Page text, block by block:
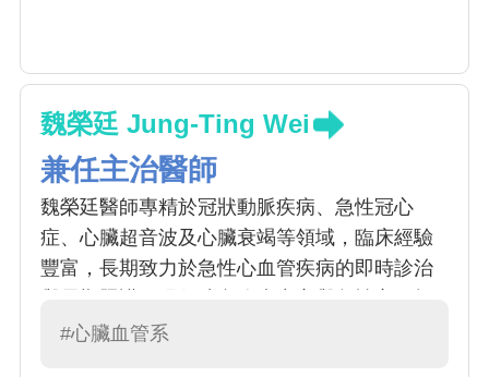
魏榮廷 Jung-Ting Wei
兼任主治醫師
魏榮廷醫師專精於冠狀動脈疾病、急性冠心
症、心臟超音波及心臟衰竭等領域，臨床經驗
豐富，長期致力於急性心血管疾病的即時診治
塞認證計畫負責人，並兼辦醫療品質相關事
#心臟血管系